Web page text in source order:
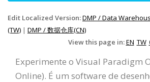
Edit Localized Version:DMP / Data
(TW) | DMP / 数据仓库(CN)
View this page in:EN TW
Experimente o Visual Paradigm
Online). É um software de